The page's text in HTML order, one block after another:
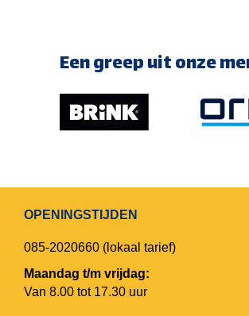
Een greep uit onze
OPENINGSTIJDEN
085-2020660 (lokaal tarief)
Maandag t/m vrijdag:
Van 8.00 tot 17.30 uur